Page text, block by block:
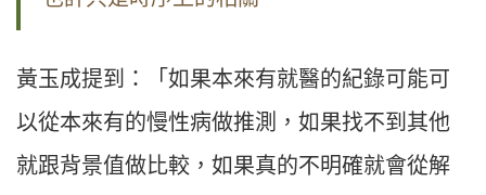
黃玉成提到：「如果本來有就醫的紀錄可能可
以從本來有的慢性病做推測，如果找不到其他
就跟背景值做比較，如果真的不明確就會從解